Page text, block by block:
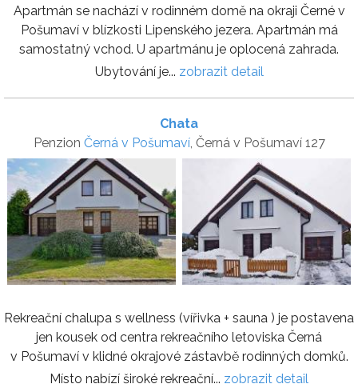
Apartmán se nachází v rodinném domě na okraji Černé v
Pošumaví v blízkosti Lipenského jezera. Apartmán má
samostatný vchod. U apartmánu je oplocená zahrada.
Ubytování je... zobrazit detail
Chata
Penzion Černá v Pošumaví, Černá v Pošumaví 127
Rekreační chalupa s wellness (vířivka + sauna ) je postavena
jen kousek od centra rekreačního letoviska Černá
v Pošumaví v klidné okrajové zástavbě rodinných domků.
Místo nabízí široké rekreační... zobrazit detail